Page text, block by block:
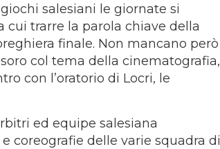
salesiani le giornate si
cui trarre la parola chiave della
finale. Non mancano però
col tema della cinematografia,
con l’oratorio di Locri, le
ed equipe salesiana
coreografie delle varie squadra di